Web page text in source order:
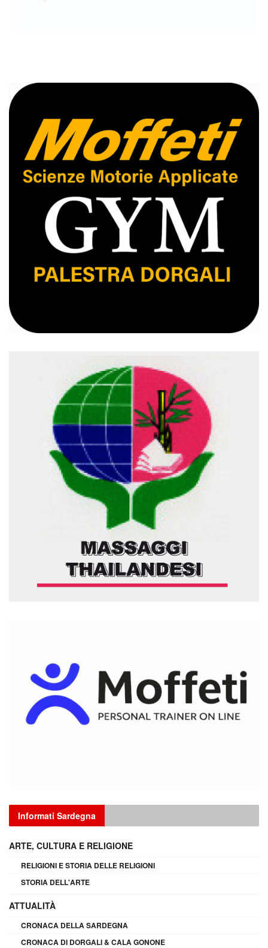
Informati Sardegna
ARTE, CULTURA E RELIGIONE
RELIGIONI E STORIA DELLE RELIGIONI
STORIA DELL'ARTE
ATTUALITÀ
CRONACA DELLA SARDEGNA
CRONACA DI DORGALI & CALA GONONE